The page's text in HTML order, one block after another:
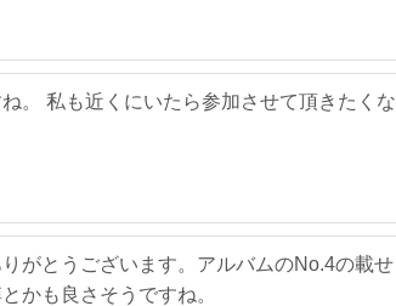
。 私も近くにいたら参加させて頂きたくな
がとうございます。アルバムのNo.4の載せ
かも良さそうですね。